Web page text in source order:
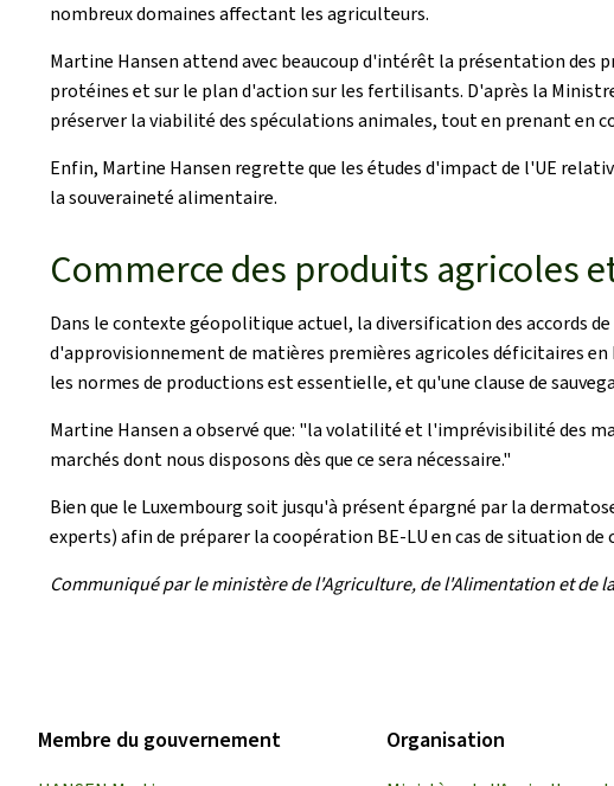
nombreux domaines affectant les agriculteurs.
Martine Hansen attend avec beaucoup d'intérêt la présentation des
protéines et sur le plan d'action sur les fertilisants. D'après la
préserver la viabilité des spéculations animales, tout en prenant en
Enfin, Martine Hansen regrette que les études d'impact de l'UE
la souveraineté alimentaire.
Commerce des produits agricoles
Dans le contexte géopolitique actuel, la diversification des accords
d'approvisionnement de matières premières agricoles déficitaires
les normes de productions est essentielle, et qu'une clause de
Martine Hansen a observé que: "la volatilité et l'imprévisibilité des
marchés dont nous disposons dès que ce sera nécessaire."
Bien que le Luxembourg soit jusqu'à présent épargné par la
experts) afin de préparer la coopération BE-LU en cas de situation de
Communiqué par le ministère de l'Agriculture, de l'Alimentation et de
Membre du gouvernement Organisation